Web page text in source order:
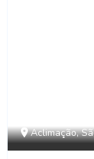
Aclimação,